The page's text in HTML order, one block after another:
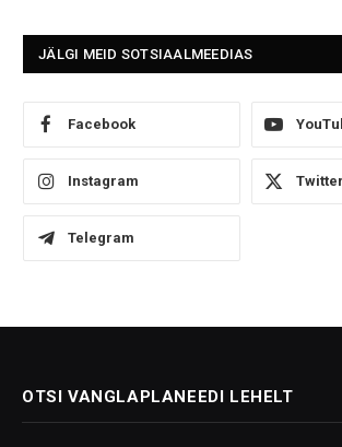
JÄLGI MEID SOTSIAALMEEDIAS
Facebook
Instagram Twitter
Telegram
OTSI VANGLAPLANEEDI LEHELT